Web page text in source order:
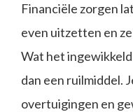
Financiële zorgen
even uitzetten en
Wat het
dan een ruilmiddel.
overtuigingen en